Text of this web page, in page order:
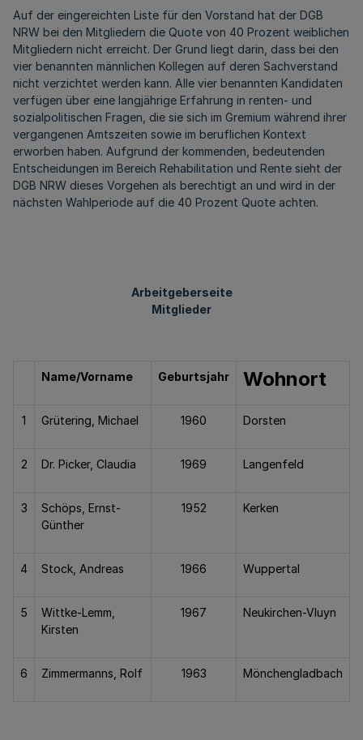
Auf der eingereichten Liste für den Vorstand hat der DGB
NRW bei den Mitgliedern die Quote von 40 Prozent weiblichen
Mitgliedern nicht erreicht. Der Grund liegt darin, dass bei den
vier benannten männlichen Kollegen auf deren Sachverstand
nicht verzichtet werden kann. Alle vier benannten Kandidaten
verfügen über eine langjährige Erfahrung in renten- und
sozialpolitischen Fragen, die sie sich im Gremium während ihrer
vergangenen Amtszeiten sowie im beruflichen Kontext
erworben haben. Aufgrund der kommenden, bedeutenden
Entscheidungen im Bereich Rehabilitation und Rente sieht der
DGB NRW dieses Vorgehen als berechtigt an und wird in der
nächsten Wahlperiode auf die 40 Prozent Quote achten.
Arbeitgeberseite
Mitglieder
Name/Vorname Geburtsjahr Wohnort
1 Grütering, Michael 1960 Dorsten
2 Dr. Picker, Claudia 1969 Langenfeld
3
Schöps, Ernst-
Günther
1952 Kerken
4 Stock, Andreas 1966 Wuppertal
5
Wittke-Lemm,
Kirsten
1967 Neukirchen-Vluyn
6 Zimmermanns, Rolf 1963 Mönchengladbach